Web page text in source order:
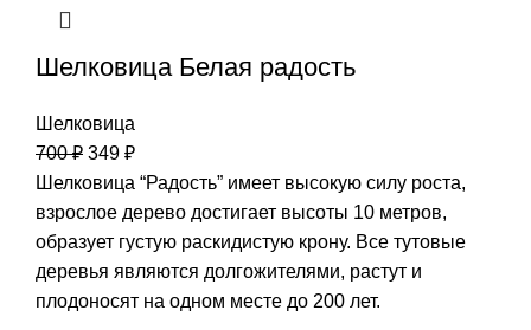
Шелковица Белая радость
Шелковица
700₽ 349 ₽
Шелковица “Радость” имеет высокую силу роста,
взрослое дерево достигает высоты 10 метров,
образует густую раскидистую крону. Все тутовые
деревья являются долгожителями, растут и
плодоносят на одном месте до 200 лет.